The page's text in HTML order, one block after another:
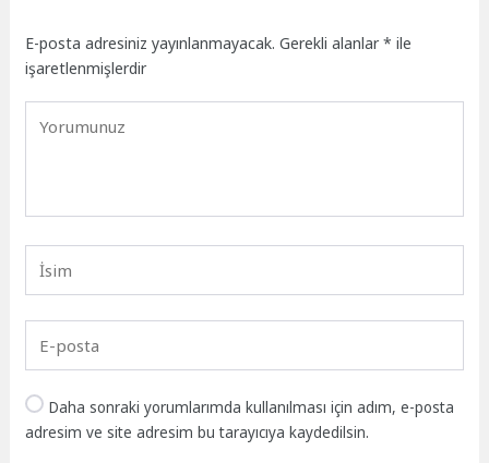
E-posta adresiniz yayınlanmayacak. Gerekli alanlar* ile
işaretlenmişlerdir
Daha sonraki yorumlarımda kullanılması için adım, e-posta
adresim ve site adresim bu tarayıcıya kaydedilsin.